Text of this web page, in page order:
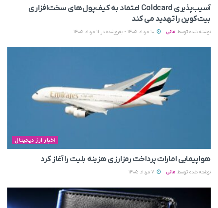
آسیب‌پذیری Coldcard اعتماد به کیف‌پول‌های سخت‌افزاری
بیت‌کوین را تهدید می‌ کند
نوشته شده توسط مانی
اخبار ارز دیجیتال
هواپیمایی امارات پرداخت رمزارزی هزینه بلیت را آغاز کرد
نوشته شده توسط مانی